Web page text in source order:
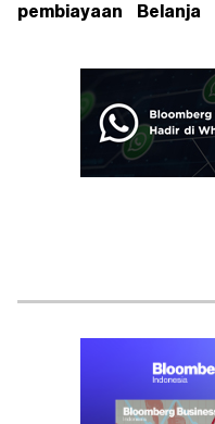
pembiayaan Belanja